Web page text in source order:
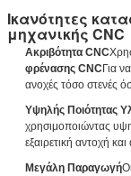
Ικανότητες
μηχανικής CNC
Ακριβότητα CNC
φρένασης CNCΓια
ανοχές τόσο στενές
Υψηλής Ποιότητας
χρησιμοποιώντας
εξαιρετική αντοχή
Μεγάλη Παραγωγή